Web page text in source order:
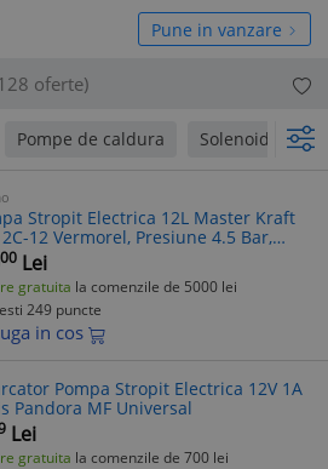
Pune in vanzare
oferte)
Pompe de caldura Solenoid auto
Stropit Electrica 12L Master Kraft
12 Vermorel, Presiune 4.5 Bar,
00 Lei
gratuita la comenzile de 5000 lei
249 puncte
in cos
Pompa Stropit Electrica 12V 1A
Pandora MF Universal
Lei
gratuita la comenzile de 700 lei